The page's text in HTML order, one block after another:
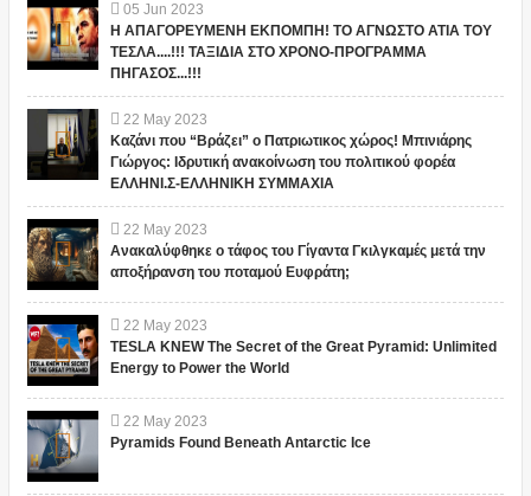
05 Jun 2023
Η ΑΠΑΓΟΡΕΥΜΕΝΗ ΕΚΠΟΜΠΗ! ΤΟ ΑΓΝΩΣΤΟ ΑΤΙΑ ΤΟΥ
ΤΕΣΛΑ....!!! ΤΑΞΙΔΙΑ ΣΤΟ ΧΡΟΝΟ-ΠΡΟΓΡΑΜΜΑ
ΠΗΓΑΣΟΣ...!!!
22 May 2023
Καζάνι που “Βράζει” ο Πατριωτικος χώρος! Μπινιάρης
Γιώργος: Ιδρυτική ανακοίνωση του πολιτικού φορέα
ΕΛΛΗΝΙ.Σ-ΕΛΛΗΝΙΚΗ ΣΥΜΜΑΧΙΑ
22 May 2023
Ανακαλύφθηκε ο τάφος του Γίγαντα Γκιλγκαμές μετά την
αποξήρανση του ποταμού Ευφράτη;
22 May 2023
TESLA KNEW The Secret of the Great Pyramid: Unlimited
Energy to Power the World
22 May 2023
Pyramids Found Beneath Antarctic Ice